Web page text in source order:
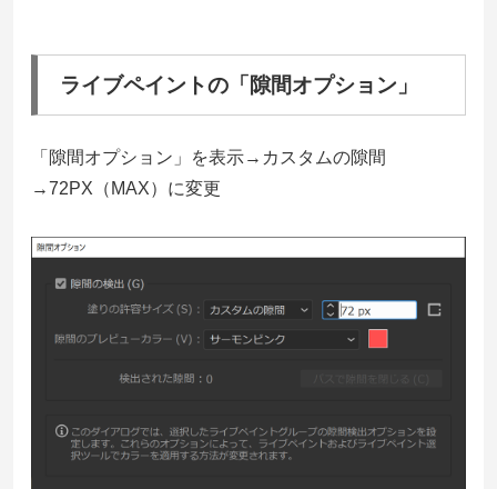
ライブペイントの「隙間オプション」
「隙間オプション」を表示→カスタムの隙間
→72PX（MAX）に変更